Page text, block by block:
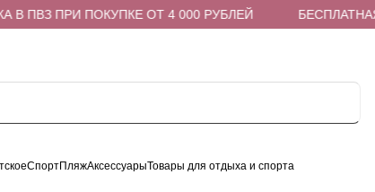
ОТ 4 000 РУБЛЕЙ БЕСПЛАТНАЯ ДОСТАВКА В
СпортПляжАксессуарыТовары для отдыха и спорта